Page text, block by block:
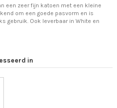
een zeer fijn katoen met een kleine
om een goede pasvorm en is
gebruik. Ook leverbaar in White en
in